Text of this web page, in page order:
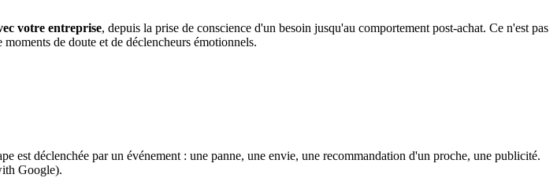
votre entreprise, depuis la prise de conscience d'un besoin jusqu'au comportement post-achat. Ce n'est pas
de doute et de déclencheurs émotionnels.
est déclenchée par un événement : une panne, une envie, une recommandation d'un proche, une publicité.
Google).